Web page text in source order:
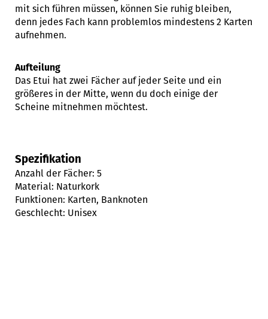
mit sich führen müssen, können Sie ruhig bleiben,
denn jedes Fach kann problemlos mindestens 2 Karten
aufnehmen.
Aufteilung
Das Etui hat zwei Fächer auf jeder Seite und ein
größeres in der Mitte, wenn du doch einige der
Scheine mitnehmen möchtest.
Spezifikation
Anzahl der Fächer: 5
Material: Naturkork
Funktionen: Karten, Banknoten
Geschlecht: Unisex